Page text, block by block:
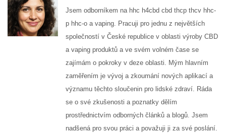
Jsem odborníkem na hhc h4cbd cbd thcp thcv hhc-
p hhc-o a vaping. Pracuji pro jednu z největších
společností v České republice v oblasti výroby CBD
a vaping produktů a ve svém volném čase se
zajímám o pokroky v deze oblasti. Mým hlavním
zaměřením je vývoj a zkoumání nových aplikací a
významu těchto sloučenin pro lidské zdraví. Ráda
se o své zkušenosti a poznatky dělím
prostřednictvím odborných článků a blogů. Jsem
nadšená pro svou práci a považuji ji za své poslání.